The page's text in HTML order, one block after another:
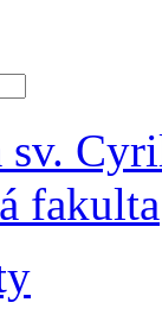
fakulta